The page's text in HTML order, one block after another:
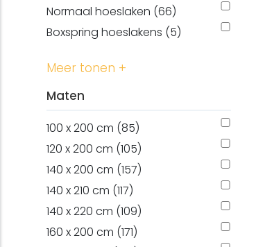
Normaal hoeslaken (66)
Boxspring hoeslakens (5)
Meer tonen +
Maten
100 x 200 cm (85)
120 x 200 cm (105)
140 x 200 cm (157)
140 x 210 cm (117)
140 x 220 cm (109)
160 x 200 cm (171)